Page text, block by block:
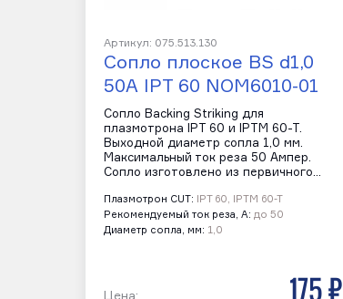
Артикул: 075.513.130
Сопло плоское BS d1,0
50A IPT 60 NOM6010-01
Сопло Backing Striking для
плазмотрона IPT 60 и IPTM 60-T.
Выходной диаметр сопла 1,0 мм.
Максимальный ток реза 50 Ампер.
Сопло изготовлено из первичного…
Плазмотрон CUT: IPT 60, IPTM 60-T
Рекомендуемый ток реза, А: до 50
Диаметр сопла, мм: 1,0
Цена: 175 р